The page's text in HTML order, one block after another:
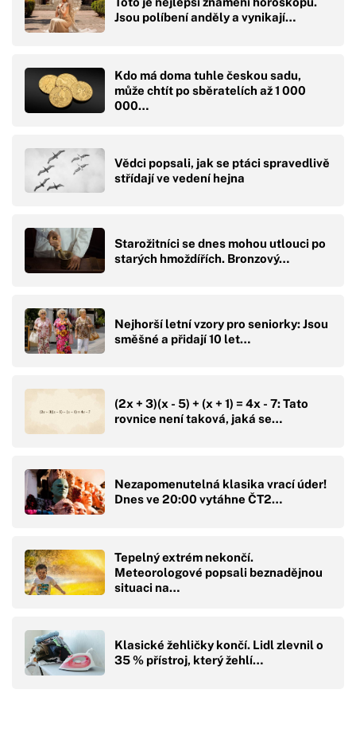
Jsou políbení anděly a vynikají…
Kdo má doma tuhle českou sadu,
může chtít po sběratelích až 1 000
000…
Vědci popsali, jak se ptáci spravedlivě
střídají ve vedení hejna
Starožitníci se dnes mohou utlouci po
starých hmoždířích. Bronzový…
Nejhorší letní vzory pro seniorky: Jsou
směšné a přidají 10 let…
(2x + 3)(x - 5) + (x + 1) = 4x - 7: Tato
rovnice není taková, jaká se…
Nezapomenutelná klasika vrací úder!
Dnes ve 20:00 vytáhne ČT2…
Tepelný extrém nekončí.
Meteorologové popsali beznadějnou
situaci na…
Klasické žehličky končí. Lidl zlevnil o
35 % přístroj, který žehlí…